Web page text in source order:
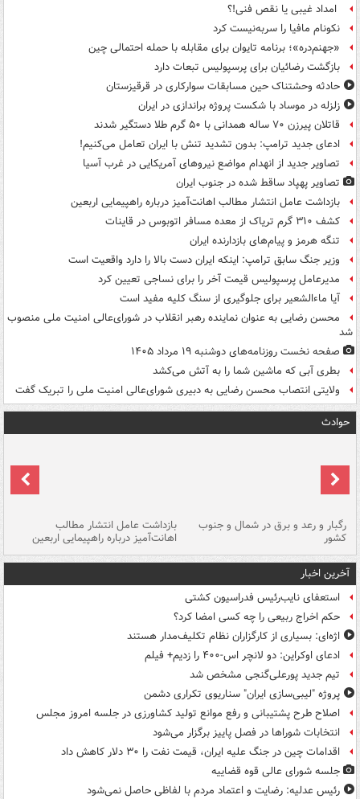
امداد غیبی یا نقص فنی!؟
نکونام مافیا را سربه‌نیست کرد
«جهنم‌دره»؛ برنامه تایوان برای مقابله با حمله احتمالی چین
بازگشت رضائیان برای پرسپولیس تبعات دارد
حادثه وحشتناک حین مسابقات سوارکاری در قرقیزستان
زلزله در موساد با شکست پروژه براندازی در ایران
قاتلان پیرزن ۷۰ ساله همدانی با ۵۰ گرم طلا دستگیر شدند
ادعای جدید ترامپ: بدون تشدید تنش با ایران تعامل می‌کنیم!
تصاویر جدید از انهدام مواضع نیروهای آمریکایی در غرب آسیا
تصاویر پهپاد ساقط شده در جنوب ایران
بازداشت عامل انتشار مطالب اهانت‌آمیز درباره راهپیمایی اربعین
کشف ۳۱۰ گرم تریاک از معده مسافر اتوبوس در قاینات
تنگه هرمز و پیام‌های بازدارنده ایران
وزیر جنگ سابق ترامپ: اینکه ایران دست بالا را دارد واقعیت است
مدیرعامل پرسپولیس قیمت آخر را برای نساجی تعیین کرد
آیا ماءالشعیر برای جلوگیری از سنگ کلیه مفید است
محسن رضایی به عنوان نماینده رهبر انقلاب در شورای‌عالی امنیت ملی منصوب
شد
صفحه نخست روزنامه‌های دوشنبه ۱۹ مرداد ۱۴۰۵
بطری آبی که ماشین شما را به آتش می‌کشد
ولایتی انتصاب محسن رضایی به دبیری شورای‌عالی امنیت ملی را تبریک گفت
حوادث
رگبار و رعد و برق در شمال و جنوب
کشور
بازداشت عامل انتشار مطالب
اهانت‌آمیز درباره راهپیمایی اربعین
آخرین اخبار
استعفای نایب‌رئیس فدراسیون کشتی
حکم اخراج ربیعی را چه کسی امضا کرد؟
اژه‌ای: بسیاری از کارگزاران نظام تکلیف‌مدار هستند
ادعای اوکراین: دو لانچر اس-۴۰۰ را زدیم+ فیلم
تیم جدید پورعلی‌گنجی مشخص شد
پروژه "لیبی‌سازی ایران" سناریوی تکراری دشمن
اصلاح طرح پشتیبانی و رفع موانع تولید کشاورزی در جلسه امروز مجلس
انتخابات شوراها در فصل پاییز برگزار می‌شود
اقدامات چین در جنگ علیه ایران، قیمت نفت را ۳۰ دلار کاهش داد
جلسه شورای عالی قوه قضاییه
رئیس عدلیه: رضایت و اعتماد مردم با لفاظی حاصل نمی‌شود